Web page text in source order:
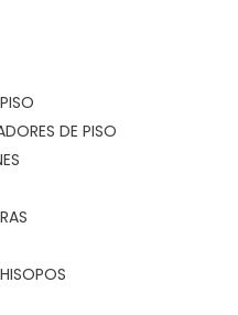
DE PISO